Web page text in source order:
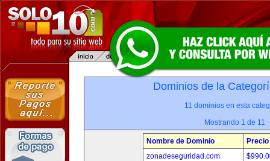
Dominios de la
11 dominios en esta
Mostrando 1 de 11
Nombre de Dominio
Precio
zonadeseguridad.com